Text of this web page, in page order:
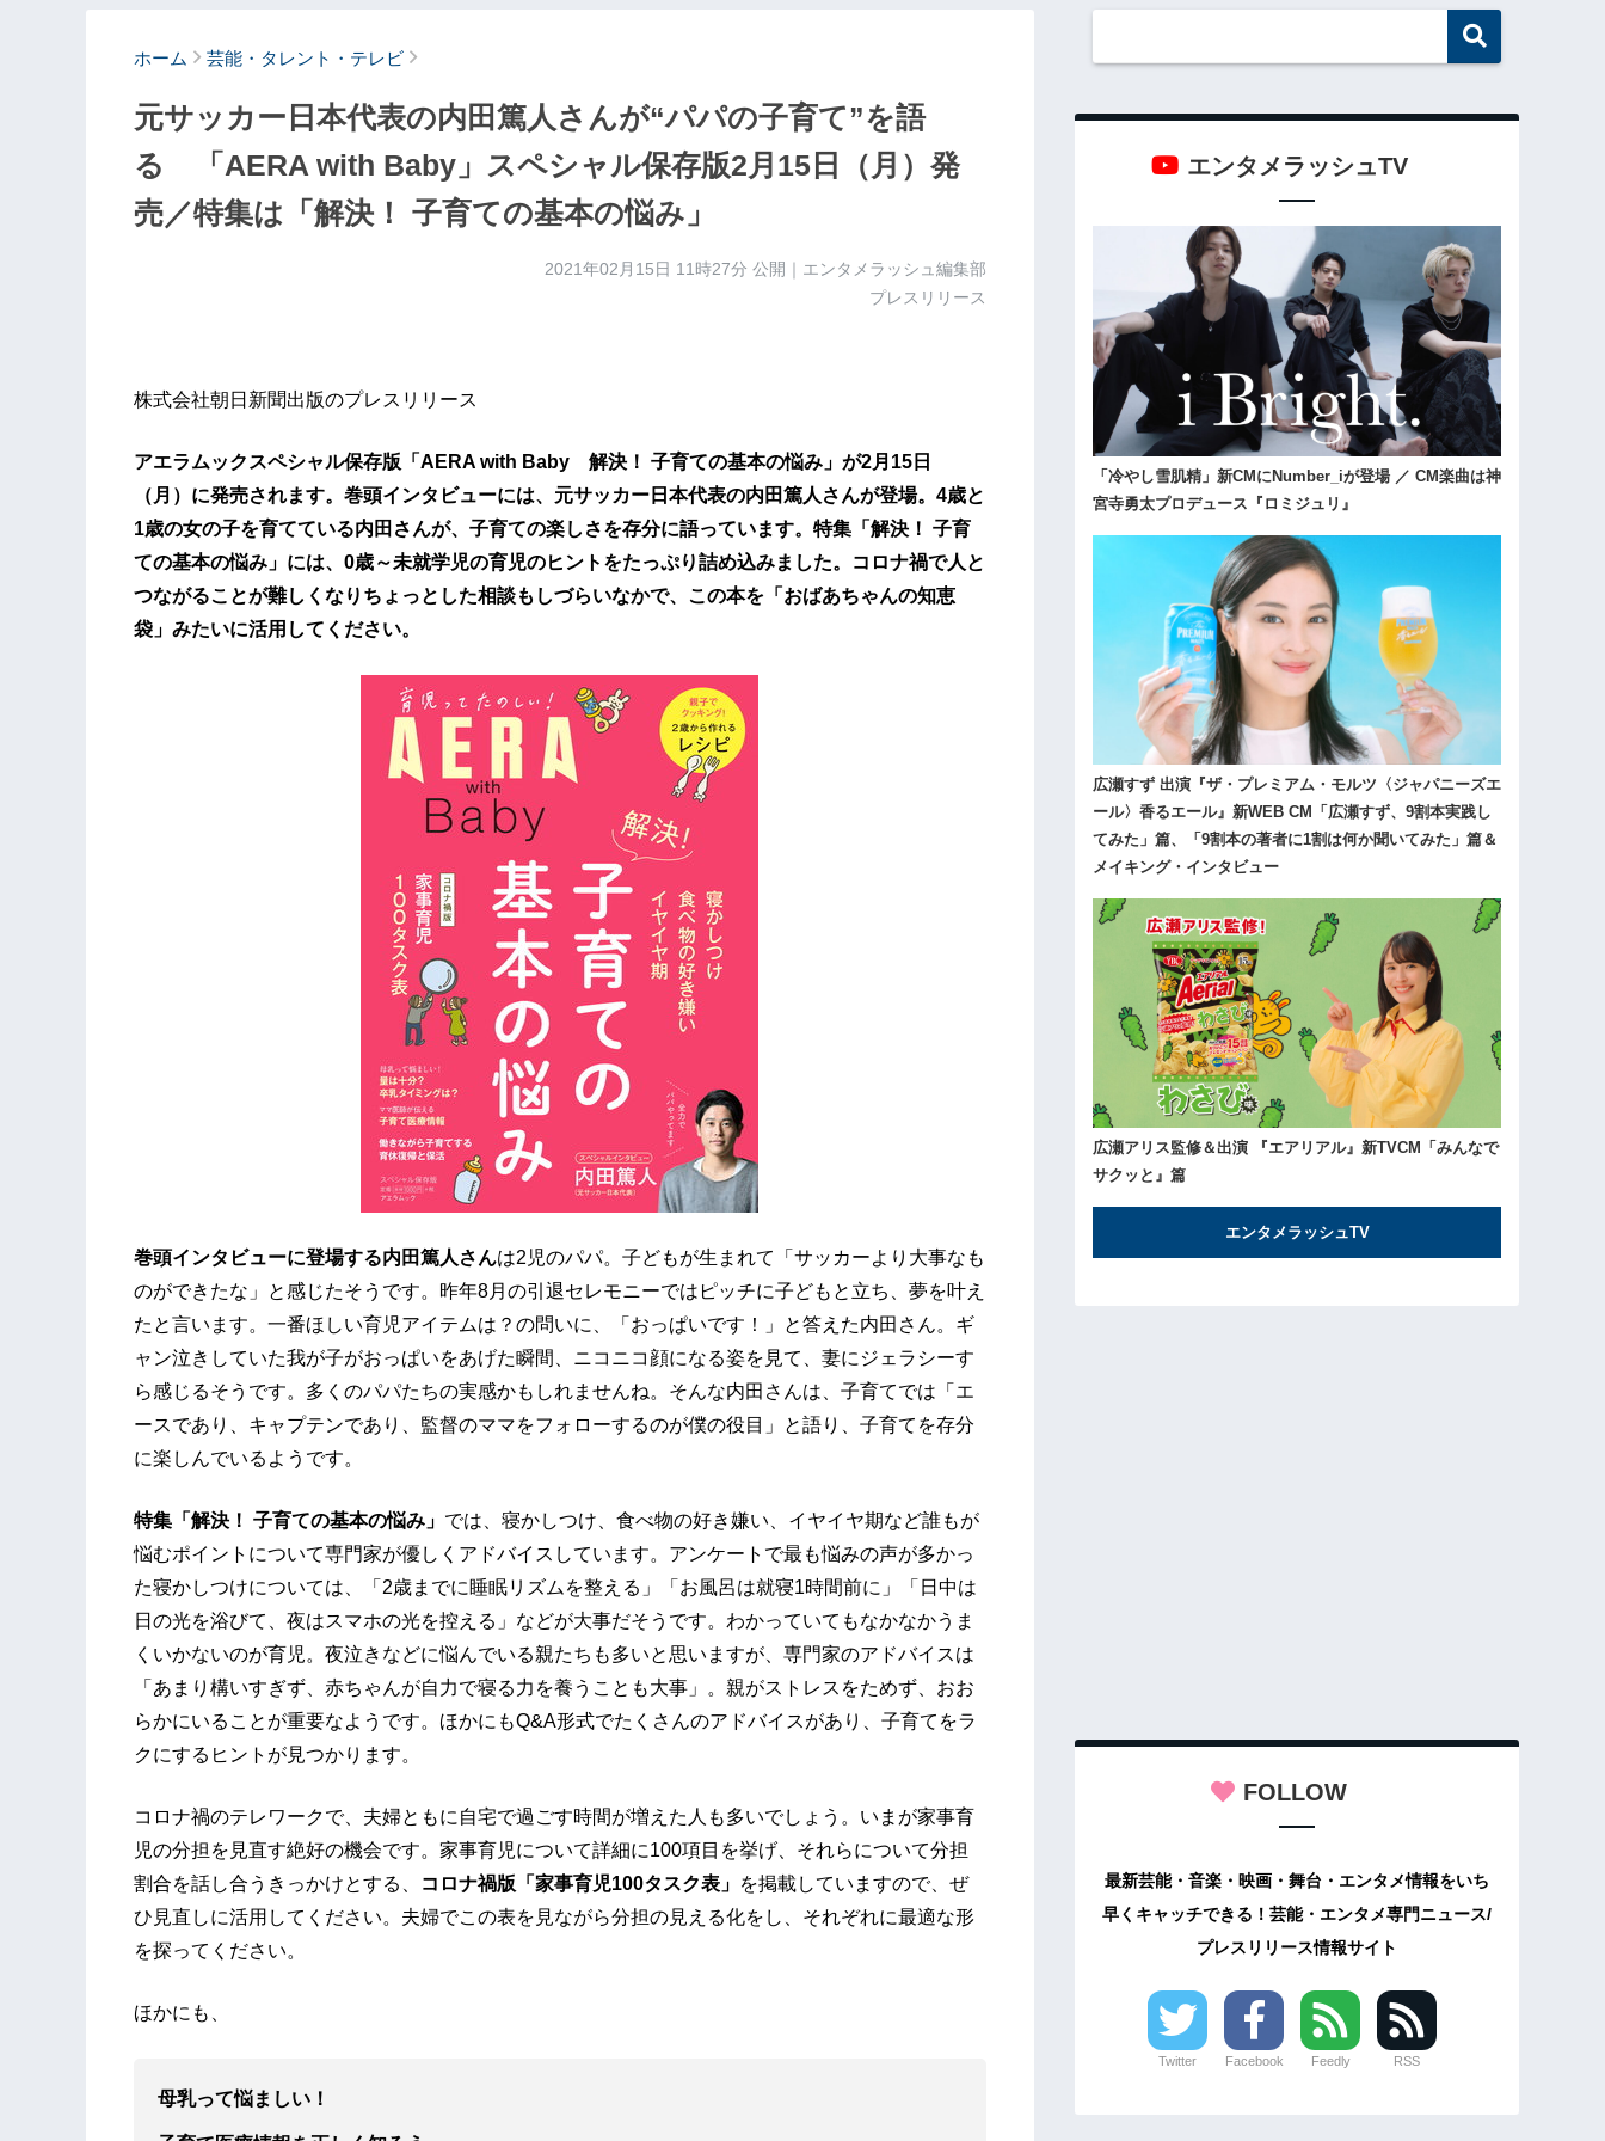
ホーム 芸能・タレント・テレビ
元サッカー日本代表の内田篤人さんが“パパの子育て”を語
る 「AERA with Baby」スペシャル保存版2月15日（月）発
売／特集は「解決！ 子育ての基本の悩み」
2021年02月15日 11時27分 公開｜エンタメラッシュ編集部
プレスリリース
株式会社朝日新聞出版のプレスリリース
アエラムックスペシャル保存版「AERA with Baby 解決！ 子育ての基本の悩み」が2月15日
（月）に発売されます。巻頭インタビューには、元サッカー日本代表の内田篤人さんが登場。4歳と
1歳の女の子を育てている内田さんが、子育ての楽しさを存分に語っています。特集「解決！ 子育
ての基本の悩み」には、0歳～未就学児の育児のヒントをたっぷり詰め込みました。コロナ禍で人と
つながることが難しくなりちょっとした相談もしづらいなかで、この本を「おばあちゃんの知恵
袋」みたいに活用してください。
巻頭インタビューに登場する内田篤人さんは2児のパパ。子どもが生まれて「サッカーより大事なも
のができたな」と感じたそうです。昨年8月の引退セレモニーではピッチに子どもと立ち、夢を叶え
たと言います。一番ほしい育児アイテムは？の問いに、「おっぱいです！」と答えた内田さん。ギ
ャン泣きしていた我が子がおっぱいをあげた瞬間、ニコニコ顔になる姿を見て、妻にジェラシーす
ら感じるそうです。多くのパパたちの実感かもしれませんね。そんな内田さんは、子育てでは「エ
ースであり、キャプテンであり、監督のママをフォローするのが僕の役目」と語り、子育てを存分
に楽しんでいるようです。
特集「解決！ 子育ての基本の悩み」 では、寝かしつけ、食べ物の好き嫌い、イヤイヤ期など誰もが
悩むポイントについて専門家が優しくアドバイスしています。アンケートで最も悩みの声が多かっ
た寝かしつけについては、「2歳までに睡眠リズムを整える」「お風呂は就寝1時間前に」「日中は
日の光を浴びて、夜はスマホの光を控える」などが大事だそうです。わかっていてもなかなかうま
くいかないのが育児。夜泣きなどに悩んでいる親たちも多いと思いますが、専門家のアドバイスは
「あまり構いすぎず、赤ちゃんが自力で寝る力を養うことも大事」。親がストレスをためず、おお
らかにいることが重要なようです。ほかにもQ&A形式でたくさんのアドバイスがあり、子育てをラ
クにするヒントが見つかります。
コロナ禍のテレワークで、夫婦ともに自宅で過ごす時間が増えた人も多いでしょう。いまが家事育
児の分担を見直す絶好の機会です。家事育児について詳細に100項目を挙げ、それらについて分担
割合を話し合うきっかけとする、
コロナ禍版「家事育児100タスク表」 を掲載していますので、ぜ
ひ見直しに活用してください。夫婦でこの表を見ながら分担の見える化をし、それぞれに最適な形
を探ってください。
ほかにも、
母乳って悩ましい！
エンタメラッシュTV
「冷やし雪肌精」新CMにNumber_iが登場 ／ CM楽曲は神
宮寺勇太プロデュース『ロミジュリ』
広瀬すず 出演『ザ・プレミアム・モルツ〈ジャパニーズエ
ール〉香るエール』新WEB CM「広瀬すず、9割本実践し
てみた」篇、「9割本の著者に1割は何か聞いてみた」篇＆
メイキング・インタビュー
広瀬アリス監修＆出演 『エアリアル』新TVCM「みんなで
サクッと』篇
エンタメラッシュTV
FOLLOW
最新芸能・音楽・映画・舞台・エンタメ情報をいち
早くキャッチできる！芸能・エンタメ専門ニュース/
プレスリリース情報サイト
Twitter Facebook Feedly RSS